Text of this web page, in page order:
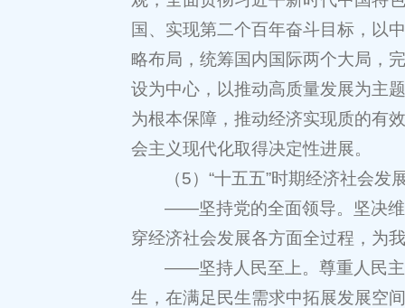
国、实现第二个百年奋斗目标，以
略布局，统筹国内国际两个大局，
设为中心，以推动高质量发展为主
为根本保障，推动经济实现质的有
会主义现代化取得决定性进展。
（5）“十五五”时期经济社会
——坚持党的全面领导。坚决维
穿经济社会发展各方面全过程，为
——坚持人民至上。尊重人民主
生，在满足民生需求中拓展发展空